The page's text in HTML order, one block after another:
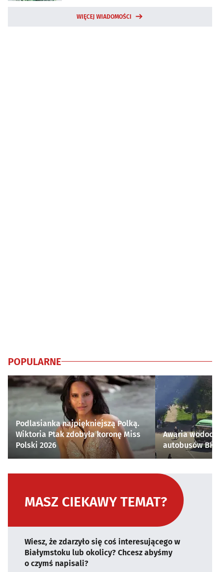
WIĘCEJ WIADOMOŚCI
POPULARNE
Podlasianka najpiękniejszą Polką.
Wiktoria Ptak zdobyła koronę Miss
Polski 2026
Awaria
autobusów
MASZ CIEKAWY TEMAT?
Wiesz, że zdarzyło się coś interesującego w
Białymstoku lub okolicy? Chcesz abyśmy
o czymś napisali?